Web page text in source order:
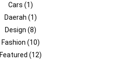
Cars (1)
Daerah (1)
Design (8)
Fashion (10)
Featured (12)